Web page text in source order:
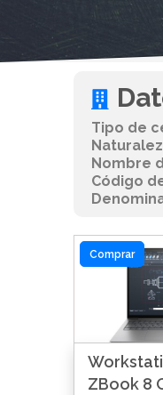
Tipo de
Nombre
Código
Comprar
ZBook 8